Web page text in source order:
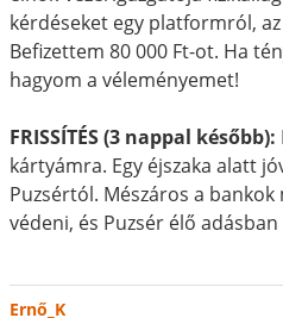
kérdéseket egy platformról,
Befizettem 80 000 Ft-ot. Ha
hagyom a véleményemet!
FRISSÍTÉS (3 nappal később):
kártyámra. Egy éjszaka alatt
Puzsértól. Mészáros a
védeni, és Puzsér élő
Ernő_K